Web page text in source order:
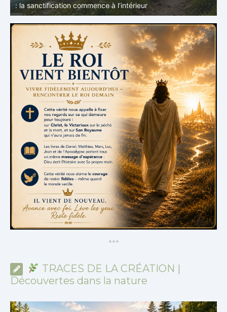
semblable au Christ : Une transformation de l’intérieur
***
TRACES DE LA CRÉATION |
Découvertes dans la nature